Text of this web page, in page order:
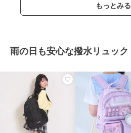
もっとみる
雨の日も安心な撥水リュック